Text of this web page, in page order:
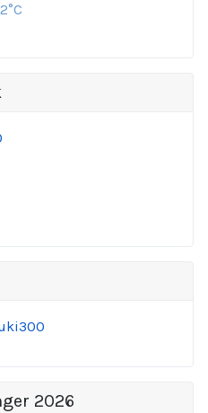
2026